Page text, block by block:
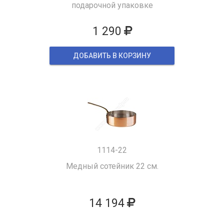
подарочной упаковке
1 290
ДОБАВИТЬ В КОРЗИНУ
1114-22
Медный сотейник 22 см.
14 194